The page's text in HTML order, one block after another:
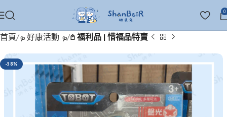
0
首頁 ܤ 好康活動 ܤ 𖤘 福利品 | 惜福品特賣
-58%